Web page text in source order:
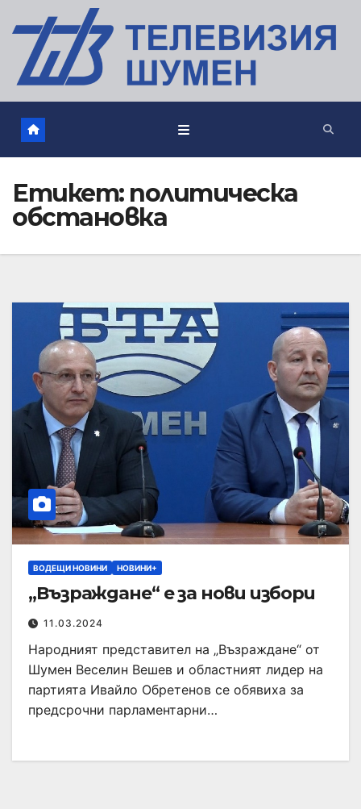
Етикет: политическа
обстановка
ВОДЕЩИ НОВИНИ НОВИНИ+
„Възраждане“ е за нови избори
11.03.2024
Народният представител на „Възраждане“ от
Шумен Веселин Вешев и областният лидер на
партията Ивайло Обретенов се обявиха за
предсрочни парламентарни…